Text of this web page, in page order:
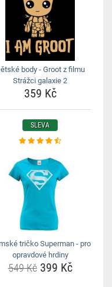
body - Groot z filmu
Strážci galaxie 2
359 Kč
SLEVA
tričko Superman - pro
opravdové hrdiny
549 Kč399 Kč